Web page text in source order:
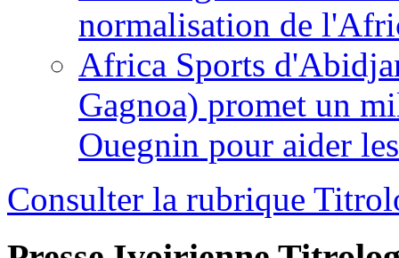
normalisation de
Africa Sports
Gagnoa) promet un
Ouegnin pour aider
Consulter la rubrique